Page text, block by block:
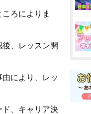
ろによりま
、レッスン開
により、レッ
ド、キャリア決